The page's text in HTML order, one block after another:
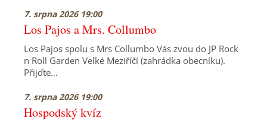
7. srpna 2026 19:00
Los Pajos a Mrs. Collumbo
Los Pajos spolu s Mrs Collumbo Vás zvou do JP Rock
n Roll Garden Velké Meziříčí (zahrádka obecníku).
Přijďte…
7. srpna 2026 19:00
Hospodský kvíz